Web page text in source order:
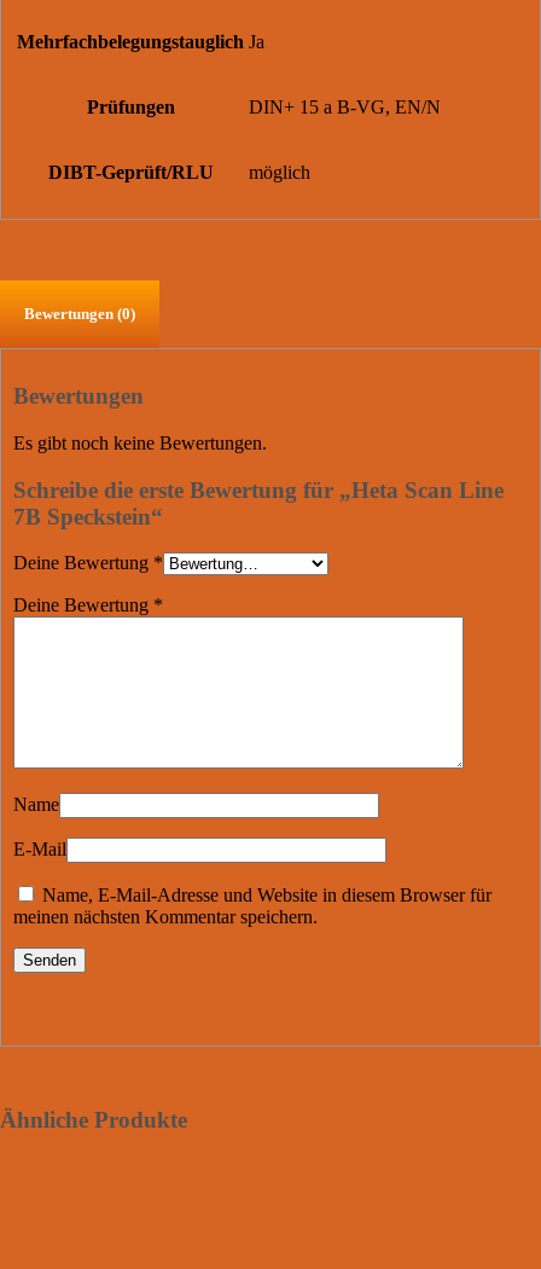
Mehrfachbelegungstauglich Ja
Prüfungen DIN+ 15 a B-VG, EN/N
DIBT-Geprüft/RLU möglich
Bewertungen (0)
Bewertungen
Es gibt noch keine Bewertungen.
Schreibe die erste Bewertung für „Heta Scan Line
7B Speckstein“
Deine Bewertung *
Deine Bewertung *
Name
E-Mail
Name, E-Mail-Adresse und Website in diesem Browser für
meinen nächsten Kommentar speichern.
Ähnliche Produkte